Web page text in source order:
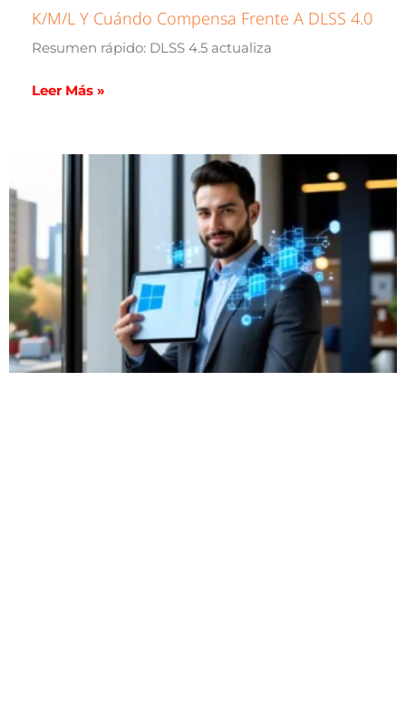
K/M/L Y Cuándo Compensa Frente A DLSS 4.0
Resumen rápido: DLSS 4.5 actualiza
Leer Más »